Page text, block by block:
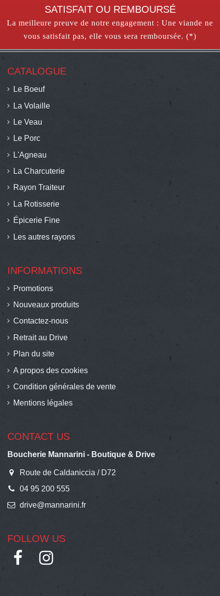
SATISFAIT OU REMBOURSÉ
La meilleure preuve de notre engagement : Une viande ne
vous satisfait pas, elle vous sera remboursée. (*)
CATALOGUE
Le Boeuf
La Volaille
Le Veau
Le Porc
L'Agneau
La Charcuterie
Rayon Traiteur
La Rotisserie
Épicerie Fine
Les autres rayons
INFORMATIONS
Promotions
Nouveaux produits
Contactez-nous
Retrait au Drive
Plan du site
A propos des cookies
Condition générales de vente
Mentions légales
CONTACT US
Boucherie Mannarini - Boutique & Drive
Route de Caldaniccia / D72
04 95 200 555
drive@mannarini.fr
FOLLOW US